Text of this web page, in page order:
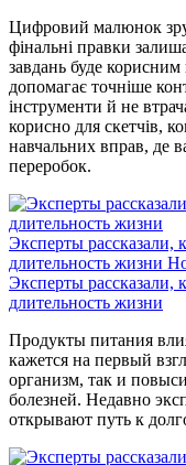
Цифровий малюнок
фінальні правки
завдань буде
допомагає точніше
інструменти й не
корисно для скетчів,
навчальних вправ, де
переробок.
Эксперты рассказали,
длительность жизни
Эксперты рассказали,
длительность жизни
Продукты питания
кажется на первый
организм, так и
болезней. Недавно
открывают путь к